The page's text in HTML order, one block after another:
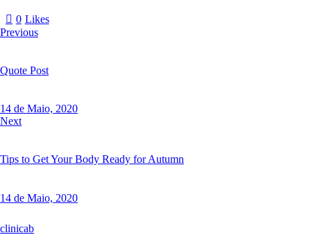
0 Likes
Previous
Quote Post
14 de Maio, 2020
Next
Tips to Get Your Body Ready for Autumn
14 de Maio, 2020
clinicab